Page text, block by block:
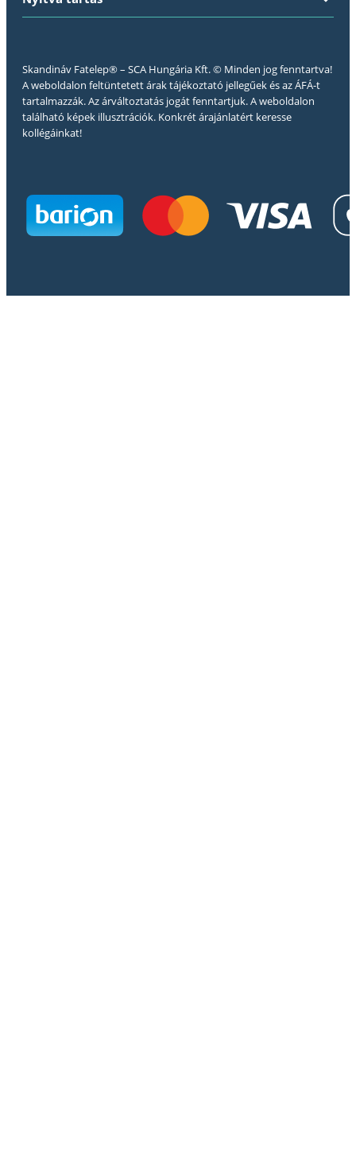
Skandináv Fatelep® – SCA Hungária Kft. © Minden jog fenntartva!
A weboldalon feltüntetett árak tájékoztató jellegűek és az ÁFÁ-t
tartalmazzák. Az árváltoztatás jogát fenntartjuk. A weboldalon
található képek illusztrációk. Konkrét árajánlatért keresse
kollégáinkat!